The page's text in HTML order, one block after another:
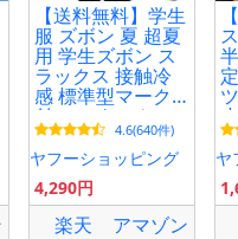
【送料無料】学生
服 ズボン 夏 超夏
用 学生ズボン ス
ラックス 接触冷
感 標準型マーク
付 ノータック ス
リム ワンタック
の3タイプ併売 お
家で洗える 裾上
テープ付き 送料
無料
4.6(640件)
ヤフーショッピング
4,290円
楽天 アマゾン
ヤ